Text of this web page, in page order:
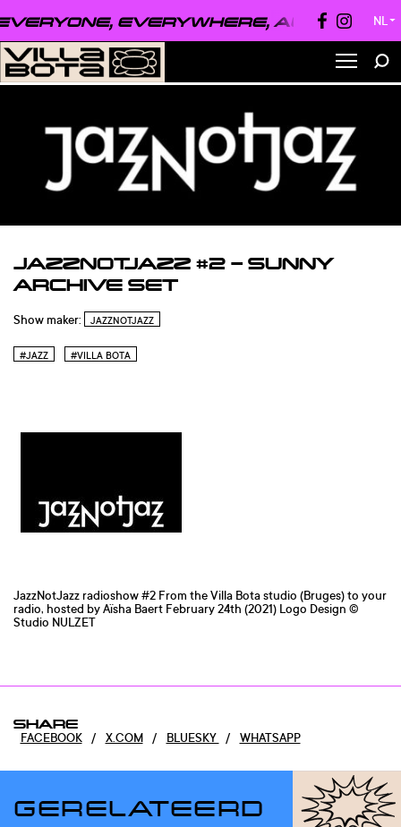
EVERYWHERE, ALWAYS ● NL ▼
JAZZNOTJAZZ #2 – SUNNY
ARCHIVE SET
Show maker: JAZZNOTJAZZ
#JAZZ #VILLA BOTA
JazzNotJazz radioshow #2 From the Villa Bota studio (Bruges) to your
radio, hosted by Aïsha Baert February 24th (2021) Logo Design ©
Studio NULZET
SHARE
FACEBOOK / X.COM / BLUESKY / WHATSAPP
GERELATEERD